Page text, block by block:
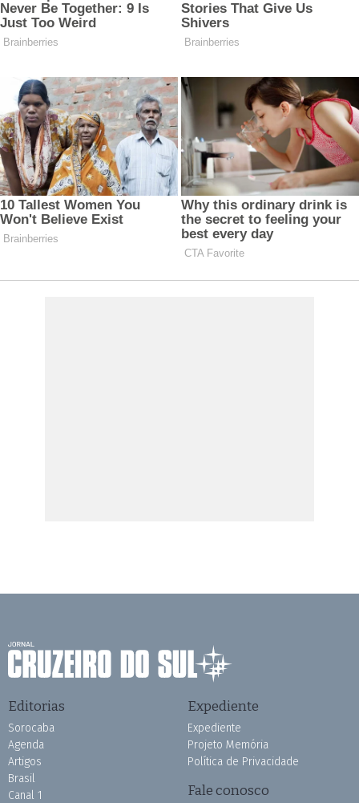
Editorias
Sorocaba
Agenda
Artigos
Brasil
Canal 1
Expediente
Expediente
Projeto Memória
Política de Privacidade
Fale conosco